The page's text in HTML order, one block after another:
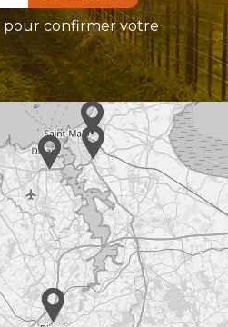
pour confirmer votre